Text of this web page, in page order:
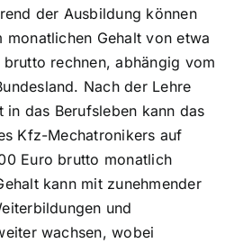
der Ausbildung können
monatlichen Gehalt von etwa
rechnen, abhängig vom
Nach der Lehre
in das Berufsleben kann das
Kfz-Mechatronikers auf
Euro brutto monatlich
kann mit zunehmender
und
wachsen, wobei